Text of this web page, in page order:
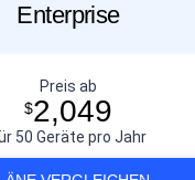
Enterprise
Preis ab
$2,049
50 Geräte pro Jahr